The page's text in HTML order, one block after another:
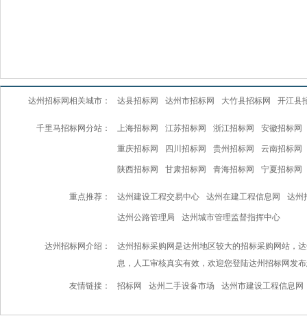
达州招标网相关城市： 达县招标网 达州市招标网 大竹县招标网 开江县
千里马招标网分站： 上海招标网 江苏招标网 浙江招标网 安徽招标网
重庆招标网 四川招标网 贵州招标网 云南招标网
陕西招标网 甘肃招标网 青海招标网 宁夏招标网
重点推荐： 达州建设工程交易中心 达州在建工程信息网 达州
达州公路管理局 达州城市管理监督指挥中心
达州招标网介绍：
达州招标采购网是达州地区较大的招标采购网站，
息，人工审核真实有效，欢迎您登陆达州招标网发
友情链接： 招标网 达州二手设备市场 达州市建设工程信息网